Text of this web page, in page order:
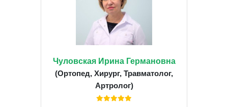
Чуловская Ирина Германовна
(Ортопед, Хирург, Травматолог,
Артролог)